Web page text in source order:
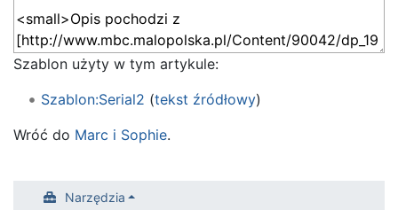
Szablon użyty w tym artykule:
Szablon:Serial2 (tekst źródłowy)
Wróć do Marc i Sophie.
Narzędzia